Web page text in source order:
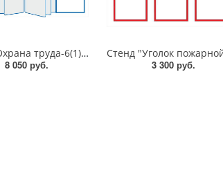
Стенд "Охрана труда-6(1)", 1000х850 мм, пластик 3 мм, карманы, демосистема, алюминиевый профиль, серебро
8 050 руб.
3 300 руб.